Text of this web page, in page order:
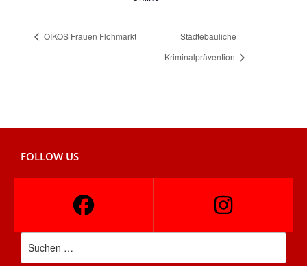
OIKOS Frauen Flohmarkt
Städtebauliche
Kriminalprävention
FOLLOW US
nach: